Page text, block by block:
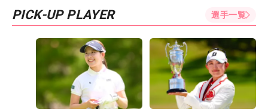
PICK-UP PLAYER 選手一覧